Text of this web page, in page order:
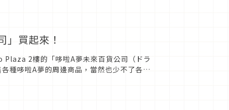
」買起來！
2樓的「哆啦A夢未來百貨公司（ドラ
種哆啦A夢的周邊商品，當然也少不了各種